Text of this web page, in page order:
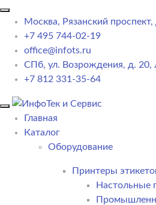
Москва, Рязанский проспект,
+7 495 744-02-19
office@infots.ru
СПб, ул. Возрождения, д. 20,
+7 812 331-35-64
Главная
Каталог
Оборудование
Принтеры
Настольные